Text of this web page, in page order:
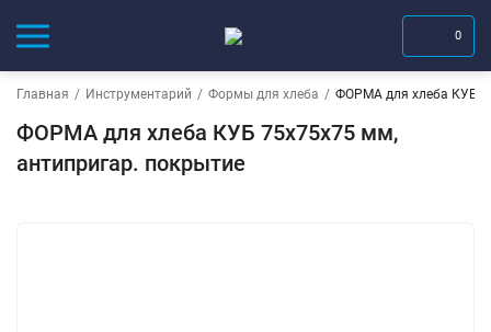
0
Главная / Инструментарий / Формы для хлеба / ФОРМА для хлеба КУБ
ФОРМА для хлеба КУБ 75х75х75 мм,
антипригар. покрытие